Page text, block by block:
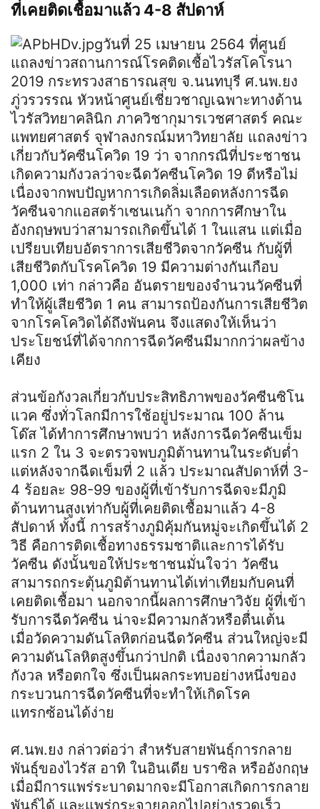
ที่เคยติดเชื้อมาแล้ว 4-8 สัปดาห์
วันที่ 25 เมษายน 2564 ที่ศูนย์
แถลงข่าวสถานการณ์โรคติดเชื้อไวรัสโคโรนา
2019 กระทรวงสาธารณสุข จ.นนทบุรี ศ.นพ.ยง
ภู่วรวรรณ หัวหน้าศูนย์เชี่ยวชาญเฉพาะทางด้าน
ไวรัสวิทยาคลินิก ภาควิชากุมารเวชศาสตร์ คณะ
แพทยศาสตร์ จุฬาลงกรณ์มหาวิทยาลัย แถลงข่าว
เกี่ยวกับวัคซีนโควิด 19 ว่า จากกรณีที่ประชาชน
เกิดความกังวลว่าจะฉีดวัคซีนโควิด 19 ดีหรือไม่
เนื่องจากพบปัญหาการเกิดลิ่มเลือดหลังการฉีด
วัคซีนจากแอสตร้าเซนเนก้า จากการศึกษาใน
อังกฤษพบว่าสามารถเกิดขึ้นได้ 1 ในแสน แต่เมื่อ
เปรียบเทียบอัตราการเสียชีวิตจากวัคซีน กับผู้ที่
เสียชีวิตกับโรคโควิด 19 มีความต่างกันเกือบ
1,000 เท่า กล่าวคือ อันตรายของจำนวนวัคซีนที่
ทำให้ผู้เสียชีวิต 1 คน สามารถป้องกันการเสียชีวิต
จากโรคโควิดได้ถึงพันคน จึงแสดงให้เห็นว่า
ประโยชน์ที่ได้จากการฉีดวัคซีนมีมากกว่าผลข้าง
เคียง
ส่วนข้อกังวลเกี่ยวกับประสิทธิภาพของวัคซีนซิโน
แวค ซึ่งทั่วโลกมีการใช้อยู่ประมาณ 100 ล้าน
โด๊ส ได้ทำการศึกษาพบว่า หลังการฉีดวัคซีนเข็ม
แรก 2 ใน 3 จะตรวจพบภูมิต้านทานในระดับต่ำ
แต่หลังจากฉีดเข็มที่ 2 แล้ว ประมาณสัปดาห์ที่ 3-
4 ร้อยละ 98-99 ของผู้ที่เข้ารับการฉีดจะมีภูมิ
ต้านทานสูงเท่ากับผู้ที่เคยติดเชื้อมาแล้ว 4-8
สัปดาห์ ทั้งนี้ การสร้างภูมิคุ้มกันหมู่จะเกิดขึ้นได้ 2
วิธี คือการติดเชื้อทางธรรมชาติและการได้รับ
วัคซีน ดังนั้นขอให้ประชาชนมั่นใจว่า วัคซีน
สามารถกระตุ้นภูมิต้านทานได้เท่าเทียมกับคนที่
เคยติดเชื้อมา นอกจากนี้ผลการศึกษาวิจัย ผู้ที่เข้า
รับการฉีดวัคซีน น่าจะมีความกลัวหรือตื่นเต้น
เมื่อวัดความดันโลหิตก่อนฉีดวัคซีน ส่วนใหญ่จะมี
ความดันโลหิตสูงขึ้นกว่าปกติ เนื่องจากความกลัว
กังวล หรือตกใจ ซึ่งเป็นผลกระทบอย่างหนึ่งของ
กระบวนการฉีดวัคซีนที่จะทำให้เกิดโรค
แทรกซ้อนได้ง่าย
ศ.นพ.ยง กล่าวต่อว่า สำหรับสายพันธุ์การกลาย
พันธุ์ของไวรัส อาทิ ในอินเดีย บราซิล หรืออังกฤษ
เมื่อมีการแพร่ระบาดมากจะมีโอกาสเกิดการกลาย
พันธุ์ได้ และแพร่กระจายออกไปอย่างรวดเร็ว